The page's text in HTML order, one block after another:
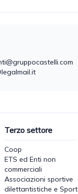
Terzo settore
Coop
ETS ed Enti non
commerciali
Associazioni sportive
dilettantistiche e Sport